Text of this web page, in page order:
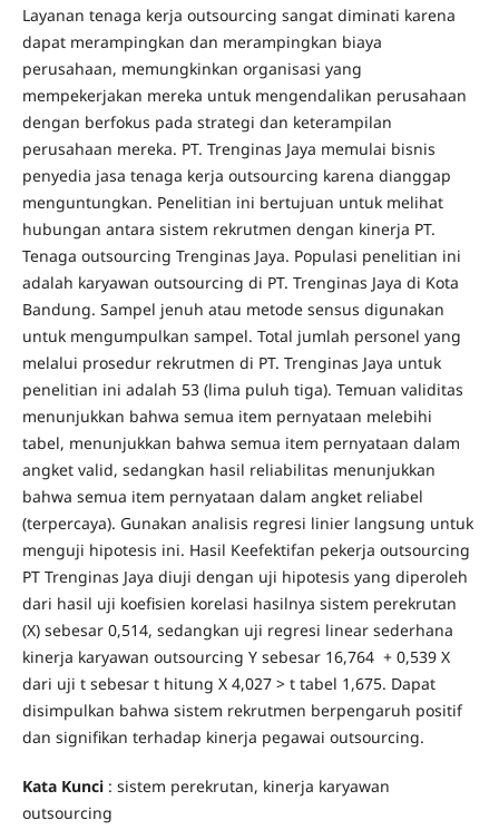
Layanan tenaga kerja outsourcing sangat diminati karena
dapat merampingkan dan merampingkan biaya
perusahaan, memungkinkan organisasi yang
mempekerjakan mereka untuk mengendalikan perusahaan
dengan berfokus pada strategi dan keterampilan
perusahaan mereka. PT. Trenginas Jaya memulai bisnis
penyedia jasa tenaga kerja outsourcing karena dianggap
menguntungkan. Penelitian ini bertujuan untuk melihat
hubungan antara sistem rekrutmen dengan kinerja PT.
Tenaga outsourcing Trenginas Jaya. Populasi penelitian ini
adalah karyawan outsourcing di PT. Trenginas Jaya di Kota
Bandung. Sampel jenuh atau metode sensus digunakan
untuk mengumpulkan sampel. Total jumlah personel yang
melalui prosedur rekrutmen di PT. Trenginas Jaya untuk
penelitian ini adalah 53 (lima puluh tiga). Temuan validitas
menunjukkan bahwa semua item pernyataan melebihi
tabel, menunjukkan bahwa semua item pernyataan dalam
angket valid, sedangkan hasil reliabilitas menunjukkan
bahwa semua item pernyataan dalam angket reliabel
(terpercaya). Gunakan analisis regresi linier langsung untuk
menguji hipotesis ini. Hasil Keefektifan pekerja outsourcing
PT Trenginas Jaya diuji dengan uji hipotesis yang diperoleh
dari hasil uji koefisien korelasi hasilnya sistem perekrutan
(X) sebesar 0,514, sedangkan uji regresi linear sederhana
kinerja karyawan outsourcing Y sebesar 16,764 + 0,539 X
dari uji t sebesar t hitung X 4,027 > t tabel 1,675. Dapat
disimpulkan bahwa sistem rekrutmen berpengaruh positif
dan signifikan terhadap kinerja pegawai outsourcing.
Kata Kunci: sistem perekrutan, kinerja karyawan
outsourcing